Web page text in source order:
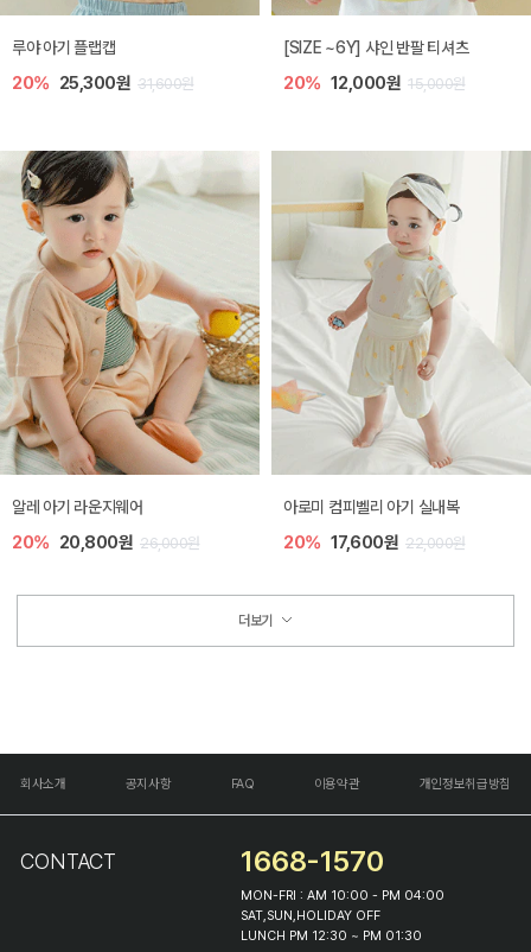
루야 아기 플랩캡
20% 25,300원 31,600원
[SIZE ~6Y] 샤인 반팔 티셔츠
20% 12,000원 15,000원
알레 아기 라운지웨어
20% 20,800원 26,000원
아로미 컴피벨리 아기 실내복
20% 17,600원 22,000원
더보기
회사소개 공지사항 FAQ 이용약관 개인정보취급방침
CONTACT 1668-1570
MON-FRI : AM 10:00 - PM 04:00
SAT,SUN,HOLIDAY OFF
LUNCH PM 12:30 ~ PM 01:30